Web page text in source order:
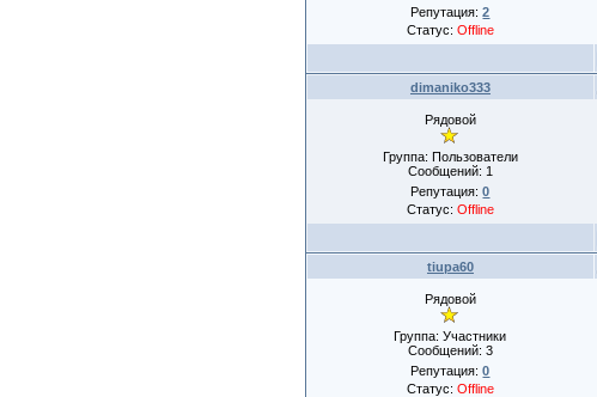
Репутация:2
Статус: Offline
dimaniko333
Рядовой
Группа: Пользователи
Сообщений: 1
Репутация:0
Статус: Offline
tiupa60
Рядовой
Группа: Участники
Сообщений: 3
Репутация:0
Статус: Offline